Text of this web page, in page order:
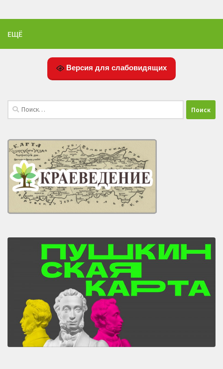
ЕЩЁ
Версия для слабовидящих
Найти: